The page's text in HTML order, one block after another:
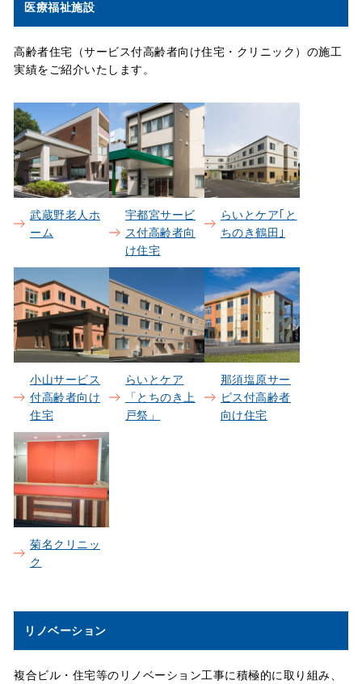
医療福祉施設
高齢者住宅（サービス付高齢者向け住宅・クリニック）の施工
実績をご紹介いたします。
武蔵野老人ホ
ーム
宇都宮サービ
ス付高齢者向
け住宅
らいとケア｢と
ちのき鶴田｣
小山サービス
付高齢者向け
住宅
らいとケア
「とちのき上
戸祭」
那須塩原サー
ビス付高齢者
向け住宅
菊名クリニッ
ク
リノベーション
複合ビル・住宅等のリノベーション工事に積極的に取り組み、